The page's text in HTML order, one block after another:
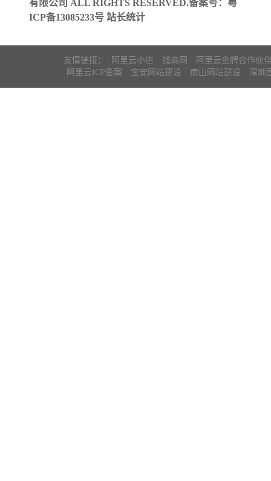
有限公司 ALL RIGHTS RESERVED.备案号： 粤
ICP备13085233号 站长统计
友情链接： 阿里云小店 找商网
阿里云金牌合作伙
阿里云ICP备案
宝安网站建设 南山网站建设 深圳